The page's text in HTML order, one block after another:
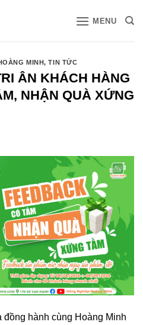
MENU
MINH,TIN TỨC
ÂN KHÁCH HÀNG
NHẬN QUÀ XỨNG
hành cùng Hoàng Minh